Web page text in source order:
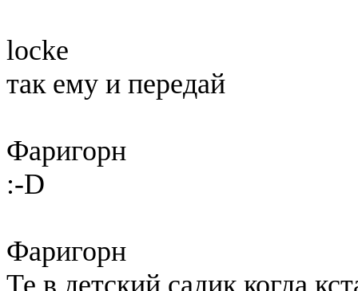
locke
так ему и передай
Фаригорн
:-D
Фаригорн
Те в детский садик когда